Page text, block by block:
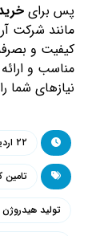
پس برای
مانند شرکت
کیفیت و
مناسب و
نیازهای شما
۲۲ اردیبهشت، ۱۴۰۳
تامین
تولید هیدروژن